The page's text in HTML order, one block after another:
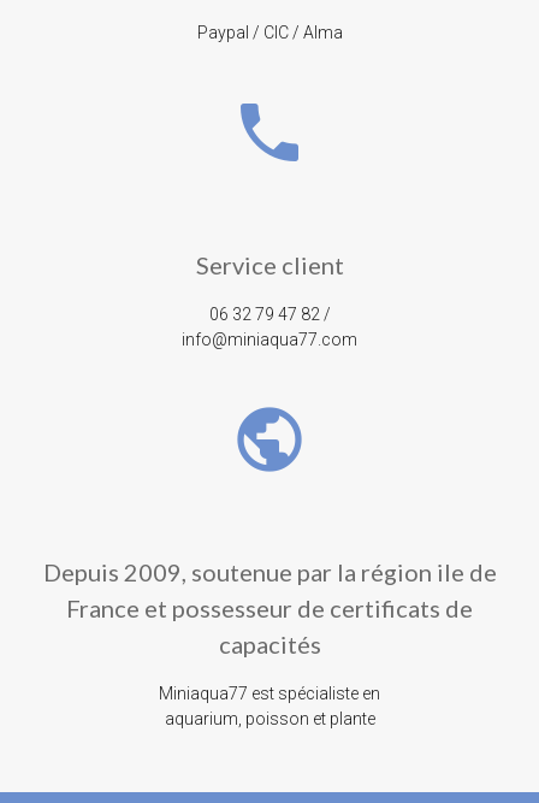
Paypal / CIC / Alma
phone
Service client
06 32 79 47 82 /
info@miniaqua77.com
public
Depuis 2009, soutenue par la région ile de
France et possesseur de certificats de
capacités
Miniaqua77 est spécialiste en
aquarium, poisson et plante